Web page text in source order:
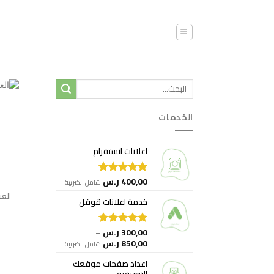
الخدمات
اعلانات انستقرام
تم التقييم
400,00ر.س شامل الضريبة
خدمة اعلانات قوقل
تم التقييم
5.00من 5
300,00ر.س–
850,00ر.سنطاق
السعر:
من
شامل الضريبة
اعداد صفحات موقعك